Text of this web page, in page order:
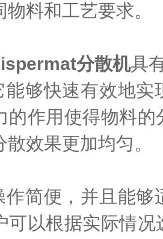
物料和工艺要求。
分散机具
快速有效地实
的作用使得物料
效果更加均匀。
便，并且能够
可以根据实际情